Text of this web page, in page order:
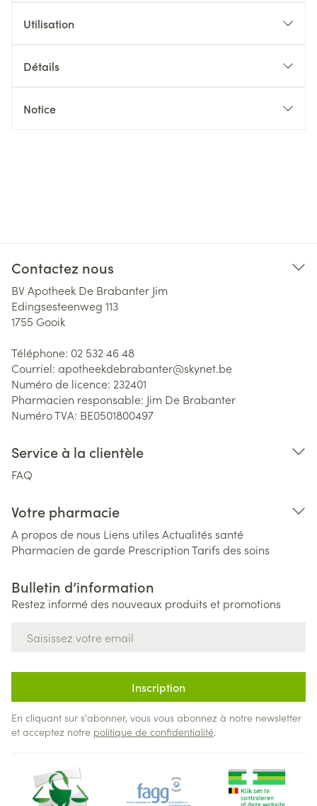
Utilisation
Détails
Notice
Contactez nous
BV Apotheek De Brabanter Jim
Edingsesteenweg 113
1755 Gooik
Téléphone: 02 532 46 48
Courriel: apotheekdebrabanter@skynet.be
Numéro de licence: 232401
Pharmacien responsable: Jim De Brabanter
Numéro TVA: BE0501800497
Service à la clientèle
FAQ
Votre pharmacie
A propos de nous Liens utiles Actualités santé
Pharmacien de garde PrescriptionTarifs des soins
Bulletin d’information
Restez informé des nouveaux produits et promotions
Inscription
En cliquant sur s'abonner, vous vous abonnez à notre newsletter
et acceptez notre politique de confidentialité.